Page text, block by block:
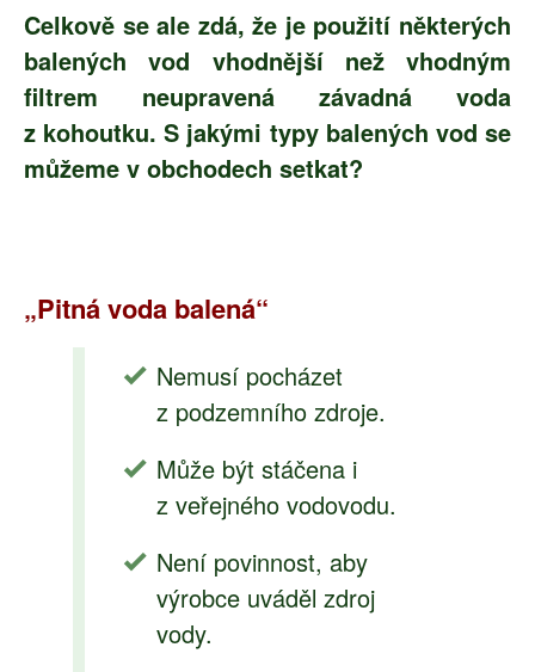
Celkově se ale zdá, že je použití některých
balených vod vhodnější než vhodným
filtrem neupravená závadná voda
z kohoutku. S jakými typy balených vod se
můžeme v obchodech setkat?
„Pitná voda balená“
Nemusí pocházet
z podzemního zdroje.
Může být stáčena i
z veřejného vodovodu.
Není povinnost, aby
výrobce uváděl zdroj
vody.